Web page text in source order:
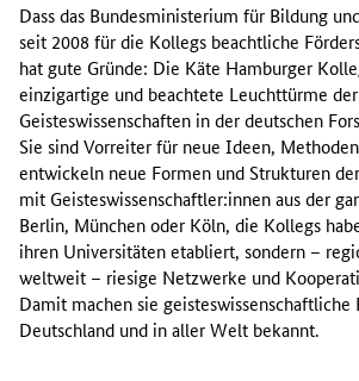
Dass das Bundesministerium für Bildung
seit 2008 für die Kollegs beachtliche
hat gute Gründe: Die Käte Hamburger
einzigartige und beachtete Leuchttürme der
Geisteswissenschaften in der deutschen
Sie sind Vorreiter für neue Ideen,
entwickeln neue Formen und Strukturen
mit Geisteswissenschaftler:innen aus der
Berlin, München oder Köln, die Kollegs
ihren Universitäten etabliert, sondern –
weltweit – riesige Netzwerke und
Damit machen sie geisteswissenschaftliche
Deutschland und in aller Welt bekannt.